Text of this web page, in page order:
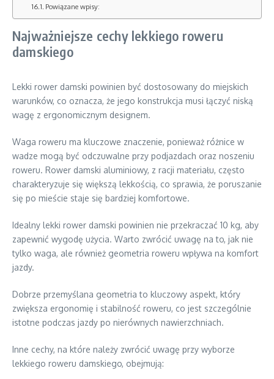
Powiązane wpisy:
Najważniejsze cechy lekkiego roweru
damskiego
Lekki rower damski powinien być dostosowany do miejskich
warunków, co oznacza, że jego konstrukcja musi łączyć niską
wagę z ergonomicznym designem.
Waga roweru ma kluczowe znaczenie, ponieważ różnice w
wadze mogą być odczuwalne przy podjazdach oraz noszeniu
roweru. Rower damski aluminiowy, z racji materiału, często
charakteryzuje się większą lekkością, co sprawia, że poruszanie
się po mieście staje się bardziej komfortowe.
Idealny lekki rower damski powinien nie przekraczać 10 kg, aby
zapewnić wygodę użycia. Warto zwrócić uwagę na to, jak nie
tylko waga, ale również geometria roweru wpływa na komfort
jazdy.
Dobrze przemyślana geometria to kluczowy aspekt, który
zwiększa ergonomię i stabilność roweru, co jest szczególnie
istotne podczas jazdy po nierównych nawierzchniach.
Inne cechy, na które należy zwrócić uwagę przy wyborze
lekkiego roweru damskiego, obejmują: